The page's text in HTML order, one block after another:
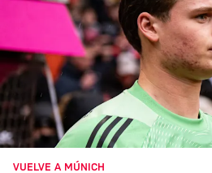
VUELVE A MÚNICH